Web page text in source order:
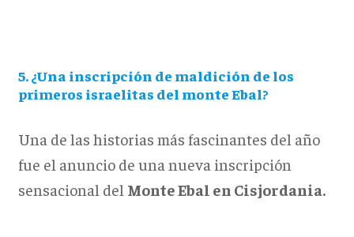
5. ¿Una inscripción de maldición de los
primeros israelitas del monte Ebal?
Una de las historias más fascinantes del año
fue el anuncio de una nueva inscripción
sensacional del Monte Ebal en Cisjordania.